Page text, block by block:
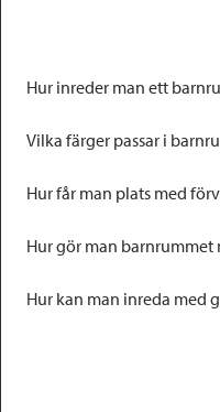
Hur inreder man ett
Vilka färger passar i
Hur får man plats med
Hur gör man barnrummet
Hur kan man inreda med